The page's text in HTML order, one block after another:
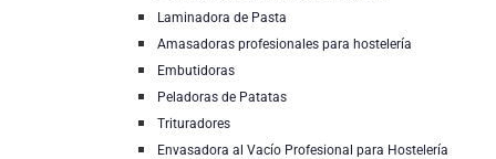
Laminadora de Pasta
Amasadoras profesionales para hostelería
Embutidoras
Peladoras de Patatas
Trituradores
Envasadora al Vacío Profesional para Hostelería